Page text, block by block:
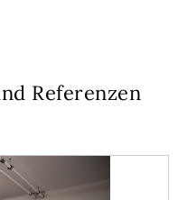
Referenzen